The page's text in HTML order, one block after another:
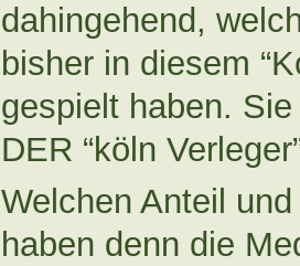
dahingehend,
bisher in diesem
gespielt haben.
DER “köln
Welchen Anteil
haben denn die